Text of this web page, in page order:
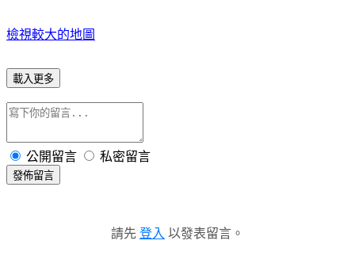
檢視較大的地圖
載入更多
公開留言 私密留言
發佈留言
請先 登入 以發表留言。